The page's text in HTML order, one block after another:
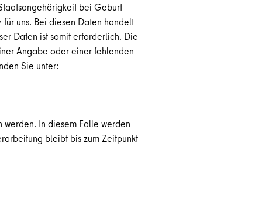
bei Geburt
uns. Bei diesen Daten handelt
Daten ist somit erforderlich. Die
Angabe oder einer fehlenden
Sie unter:
In diesem Falle werden
bleibt bis zum Zeitpunkt